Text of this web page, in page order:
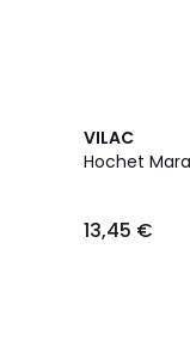
VILAC
Hochet
13,45 €